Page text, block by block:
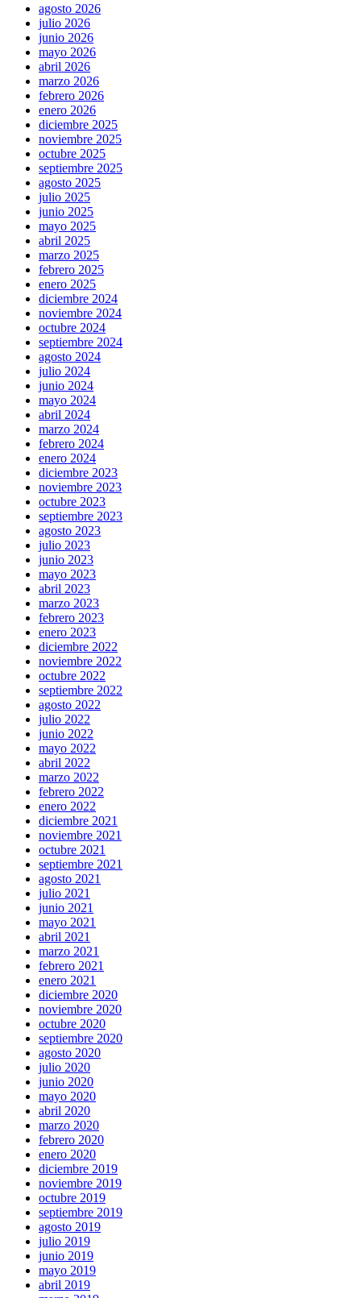
agosto 2026
julio 2026
junio 2026
mayo 2026
abril 2026
marzo 2026
febrero 2026
enero 2026
diciembre 2025
noviembre 2025
octubre 2025
septiembre 2025
agosto 2025
julio 2025
junio 2025
mayo 2025
abril 2025
marzo 2025
febrero 2025
enero 2025
diciembre 2024
noviembre 2024
octubre 2024
septiembre 2024
agosto 2024
julio 2024
junio 2024
mayo 2024
abril 2024
marzo 2024
febrero 2024
enero 2024
diciembre 2023
noviembre 2023
octubre 2023
septiembre 2023
agosto 2023
julio 2023
junio 2023
mayo 2023
abril 2023
marzo 2023
febrero 2023
enero 2023
diciembre 2022
noviembre 2022
octubre 2022
septiembre 2022
agosto 2022
julio 2022
junio 2022
mayo 2022
abril 2022
marzo 2022
febrero 2022
enero 2022
diciembre 2021
noviembre 2021
octubre 2021
septiembre 2021
agosto 2021
julio 2021
junio 2021
mayo 2021
abril 2021
marzo 2021
febrero 2021
enero 2021
diciembre 2020
noviembre 2020
octubre 2020
septiembre 2020
agosto 2020
julio 2020
junio 2020
mayo 2020
abril 2020
marzo 2020
febrero 2020
enero 2020
diciembre 2019
noviembre 2019
octubre 2019
septiembre 2019
agosto 2019
julio 2019
junio 2019
mayo 2019
abril 2019